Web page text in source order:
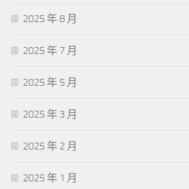
2025 年 8 月
2025 年 7 月
2025 年 5 月
2025 年 3 月
2025 年 2 月
2025 年 1 月